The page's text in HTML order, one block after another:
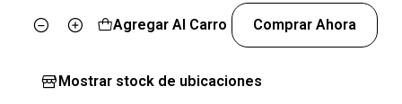
Cantidad
Agregar Al Carro Comprar Ahora
Mostrar stock de ubicaciones